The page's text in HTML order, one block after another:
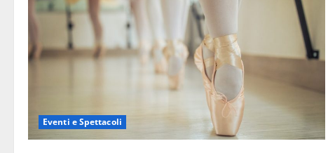
Eventi e Spettacoli